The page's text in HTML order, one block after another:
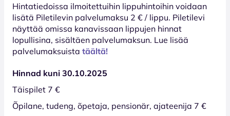
Hinta­tiedoissa ilmoitettuihin lippuhintoihin voidaan
lisätä Piletilevin palvelumaksu 2 € / lippu. Piletilevi
näyttää omissa kanavissaan lippujen hinnat
lopullisina, sisältäen palvelumaksun. Lue lisää
palvelumaksuista täältä!
Hinnad kuni 30.10.2025
Täispilet 7 €
Õpilane, tudeng, õpetaja, pensionär, ajateenija 7 €